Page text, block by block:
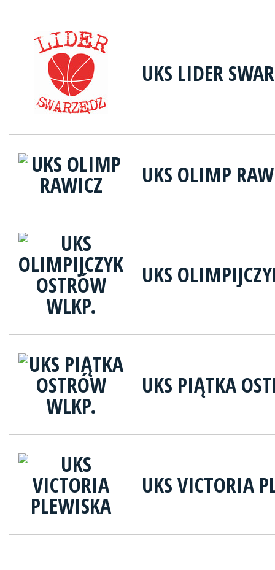
UKS LIDER
UKS OLIMP
UKS
UKS PIĄTKA
UKS VICTORIA